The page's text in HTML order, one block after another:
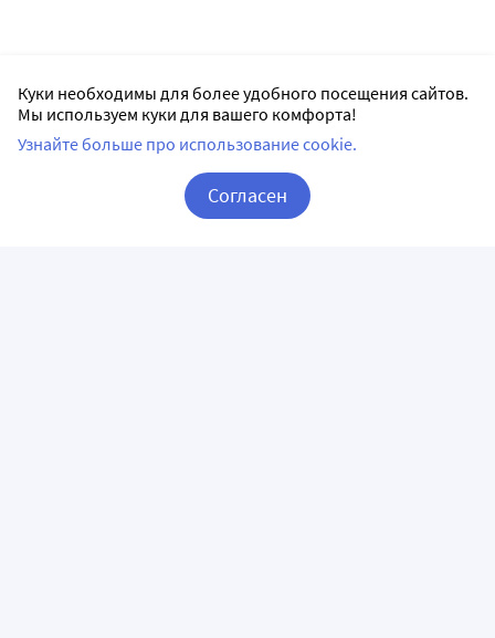
Куки необходимы для более удобного посещения сайтов.
Мы используем куки для вашего комфорта!
Узнайте больше про использование cookie.
Согласен